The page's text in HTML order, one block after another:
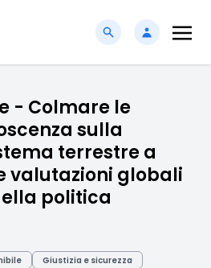
- Colmare le
sulla
terrestre a
valutazioni globali
politica
Giustizia e sicurezza